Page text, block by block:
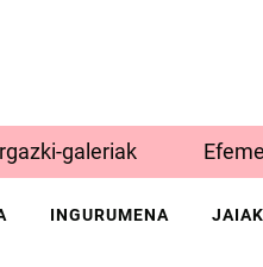
galeriak
INGURUMENA JAIAK